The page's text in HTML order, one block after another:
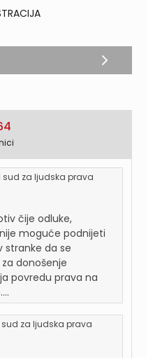
sud za ljudska prava
čije odluke,
moguće podnijeti
stranke da se
donošenje
povredu prava na
sud za ljudska prava